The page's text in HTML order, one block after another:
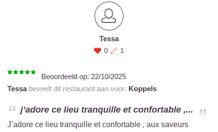
Tessa
0 1
Beoordeeld op: 22/10/2025
Tessabeveelt dit restaurant aan voor: Koppels
j’adore ce lieu tranquille et confortable ,...
J’adore ce lieu tranquille et confortable , aux saveurs